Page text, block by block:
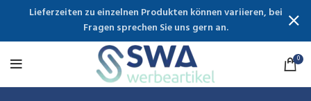
0
Lieferzeiten zu einzelnen Produkten können variieren, bei
Fragen sprechen Sie uns gern an.